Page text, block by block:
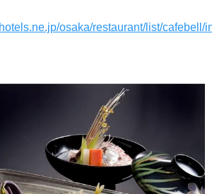
osaka/restaurant/list/cafebell/